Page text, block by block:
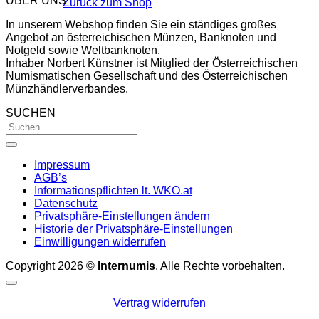
Zurück zum Shop
In unserem Webshop finden Sie ein ständiges großes
Angebot an österreichischen Münzen, Banknoten und
Notgeld sowie Weltbanknoten.
Inhaber Norbert Künstner ist Mitglied der Österreichischen
Numismatischen Gesellschaft und des Österreichischen
Münzhändlerverbandes.
SUCHEN
Impressum
AGB’s
Informationspflichten lt. WKO.at
Datenschutz
Privatsphäre-Einstellungen ändern
Historie der Privatsphäre-Einstellungen
Einwilligungen widerrufen
Copyright 2026 © Internumis. Alle Rechte vorbehalten.
Vertrag widerrufen